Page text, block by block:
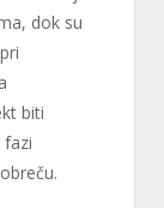
dok su
biti
fazi